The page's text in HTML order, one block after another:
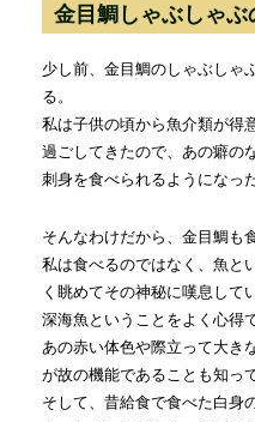
金目鯛しゃぶしゃぶ
少し前、金目鯛のしゃぶしゃ
る。
私は子供の頃から魚介類が得
過ごしてきたので、あの癖の
刺身を食べられるようになっ
そんなわけだから、金目鯛も
私は食べるのではなく、魚と
く眺めてその神秘に嘆息して
深海魚ということをよく心得
あの赤い体色や際立って大き
が故の機能であることも知っ
そして、昔給食で食べた白身